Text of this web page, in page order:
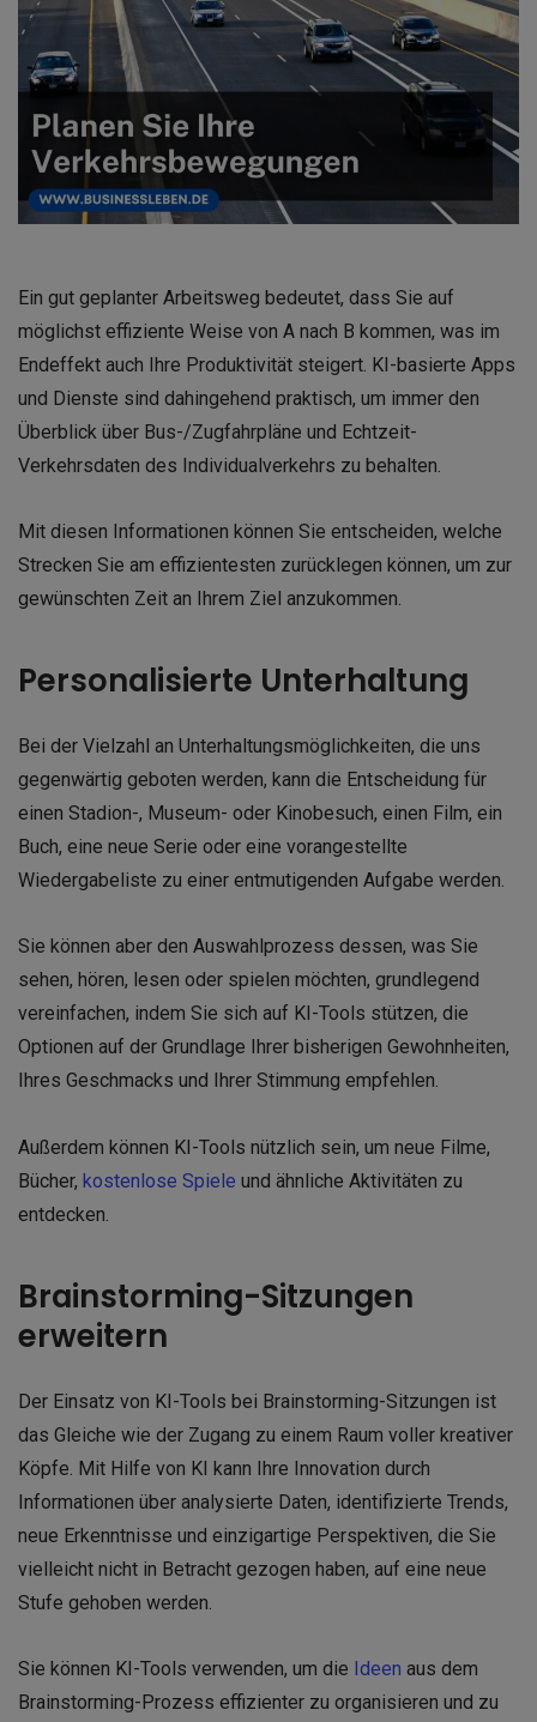
Ein gut geplanter Arbeitsweg bedeutet, dass Sie auf
möglichst effiziente Weise von A nach B kommen, was im
Endeffekt auch Ihre Produktivität steigert. KI-basierte Apps
und Dienste sind dahingehend praktisch, um immer den
Überblick über Bus-/Zugfahrpläne und Echtzeit-
Verkehrsdaten des Individualverkehrs zu behalten.
Mit diesen Informationen können Sie entscheiden, welche
Strecken Sie am effizientesten zurücklegen können, um zur
gewünschten Zeit an Ihrem Ziel anzukommen.
Personalisierte Unterhaltung
Bei der Vielzahl an Unterhaltungsmöglichkeiten, die uns
gegenwärtig geboten werden, kann die Entscheidung für
einen Stadion-, Museum- oder Kinobesuch, einen Film, ein
Buch, eine neue Serie oder eine vorangestellte
Wiedergabeliste zu einer entmutigenden Aufgabe werden.
Sie können aber den Auswahlprozess dessen, was Sie
sehen, hören, lesen oder spielen möchten, grundlegend
vereinfachen, indem Sie sich auf KI-Tools stützen, die
Optionen auf der Grundlage Ihrer bisherigen Gewohnheiten,
Ihres Geschmacks und Ihrer Stimmung empfehlen.
Außerdem können KI-Tools nützlich sein, um neue Filme,
Bücher, kostenlose Spiele und ähnliche Aktivitäten zu
entdecken.
Brainstorming-Sitzungen
erweitern
Der Einsatz von KI-Tools bei Brainstorming-Sitzungen ist
das Gleiche wie der Zugang zu einem Raum voller kreativer
Köpfe. Mit Hilfe von KI kann Ihre Innovation durch
Informationen über analysierte Daten, identifizierte Trends,
neue Erkenntnisse und einzigartige Perspektiven, die Sie
vielleicht nicht in Betracht gezogen haben, auf eine neue
Stufe gehoben werden.
Sie können KI-Tools verwenden, um die Ideen aus dem
Brainstorming-Prozess effizienter zu organisieren und zu